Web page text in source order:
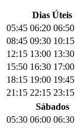
Dias Úteis
05:45 06:20 06:50
08:45 09:30 10:15
12:15 13:00 13:30
15:50 16:30 17:00
18:15 19:00 19:45
21:15 22:15 23:15
Sábados
05:30 06:00 06:30